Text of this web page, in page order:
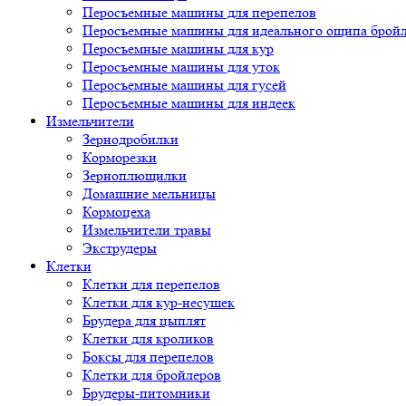
Перосъемные машины для перепелов
Перосъемные машины для идеального ощипа
Перосъемные машины для кур
Перосъемные машины для уток
Перосъемные машины для гусей
Перосъемные машины для индеек
Измельчители
Зернодробилки
Корморезки
Зерноплющилки
Домашние мельницы
Кормоцеха
Измельчители травы
Экструдеры
Клетки
Клетки для перепелов
Клетки для кур-несушек
Брудера для цыплят
Клетки для кроликов
Боксы для перепелов
Клетки для бройлеров
Брудеры-питомники